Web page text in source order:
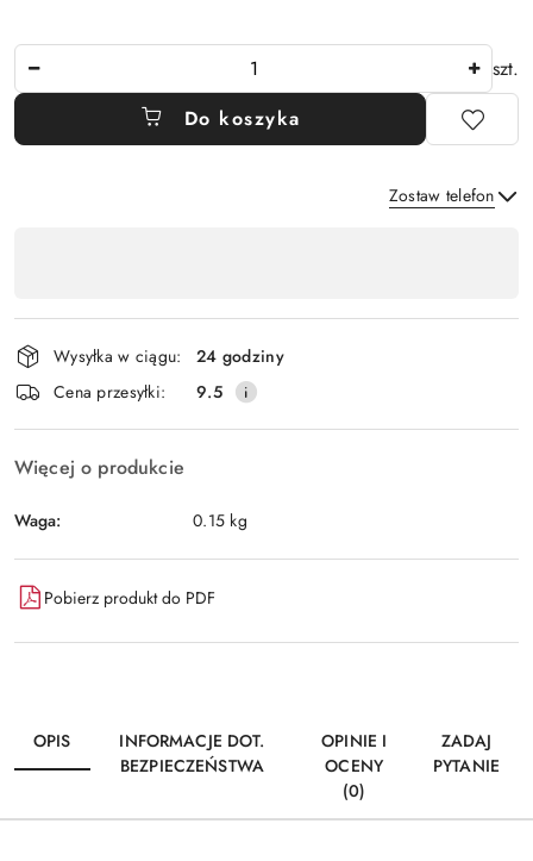
szt.
Do koszyka
Zostaw telefon
płatność
i
dostawa
Wysyłka w ciągu:
24 godziny
Cena przesyłki:
9.5
Więcej o produkcie
Waga: 0.15 kg
Pobierz produkt do PDF
OPIS
INFORMACJE DOT.
BEZPIECZEŃSTWA
OPINIE I
OCENY
(0)
ZADAJ
PYTANIE